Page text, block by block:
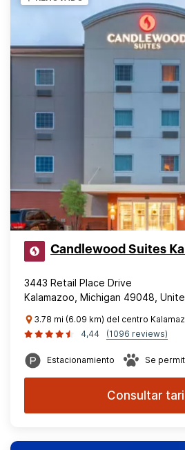
Candlewood Suites
3443 Retail Place Drive
Kalamazoo, Michigan 49048,
3.78 mi (6.09 km) del centro
4,44
(1096 reviews)
Estacionamiento Se
Consultar